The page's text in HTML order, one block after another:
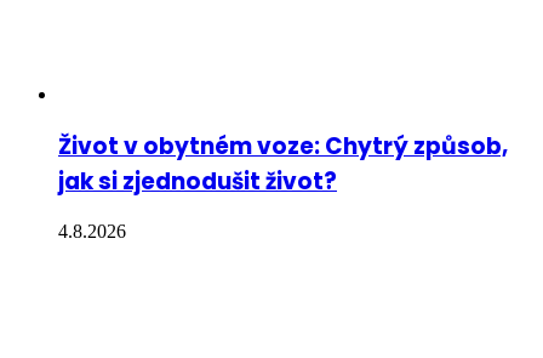
Život v obytném voze: Chytrý způsob,
jak si zjednodušit život?
4.8.2026